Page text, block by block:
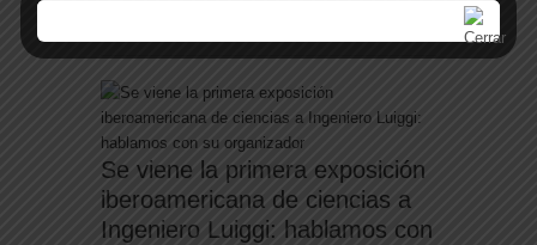
Se viene la primera exposición
iberoamericana de ciencias a
Ingeniero Luiggi: hablamos con